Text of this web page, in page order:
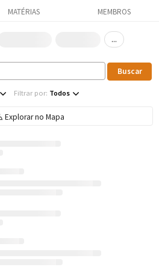
MATÉRIAS MEMBROS
...
Filtrar por: Todos
Explorar no Mapa